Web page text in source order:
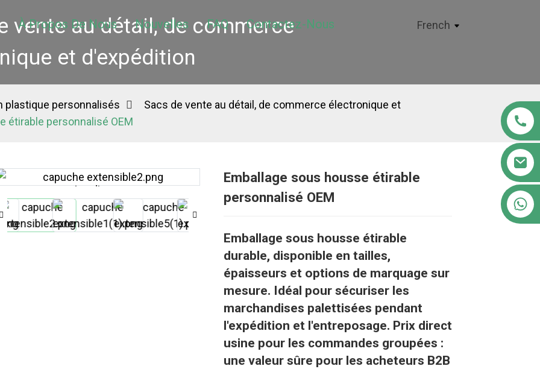
À Propos De Nous Nouvelles FAQ Contactez-Nous French
vente au détail, de commerce
et d'expédition
plastique personnalisés
Sacs de vente au détail, de commerce électronique et
étirable personnalisé OEM
Loading...
Loading... Loading...
Loading...
Emballage sous housse étirable
personnalisé OEM
Emballage sous housse étirable
durable, disponible en tailles,
épaisseurs et options de marquage sur
mesure. Idéal pour sécuriser les
marchandises palettisées pendant
l'expédition et l'entreposage. Prix direct
usine pour les commandes groupées :
une valeur sûre pour les acheteurs B2B